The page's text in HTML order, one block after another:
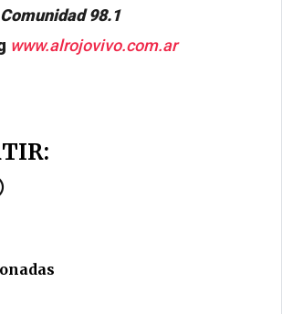
98.1
www.alrojovivo.com.ar